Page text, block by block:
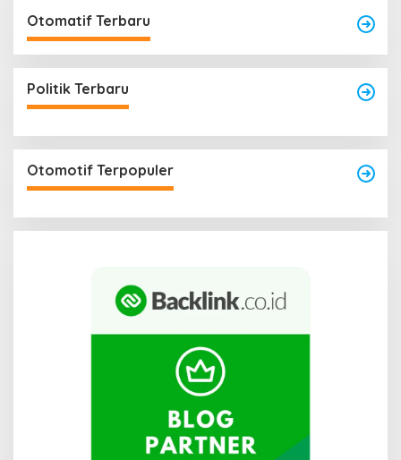
Otomatif Terbaru
Politik Terbaru
Otomotif Terpopuler